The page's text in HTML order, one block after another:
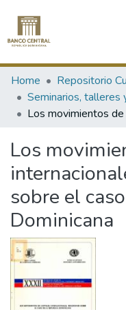
Communities &
All of DSpace
Home
Repositorio
Los
sobre el
Dominicana